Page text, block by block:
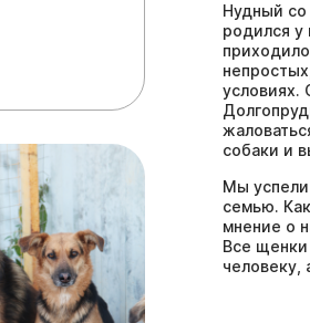
Нудный со
родился у
условиях.
собаки и
Мы успели
семью.
мнение о
Все щенки